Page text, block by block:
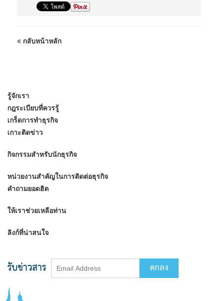
กลับหน้าหลัก
รู้จักเรา
กฎระเบียบที่ควรรู้
เกร็ดการทำธุรกิจ
เกาะติดข่าว
กิจกรรมสำหรับนักธุรกิจ
หน่วยงานสำคัญในการติดต่อธุรกิจ
คำถามยอดฮิต
ให้เราช่วยเหลือท่าน
ลิงก์ที่น่าสนใจ
รับข่าวสาร